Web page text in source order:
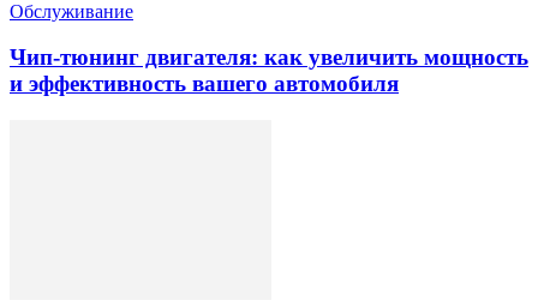
Обслуживание
Чип-тюнинг двигателя: как увеличить мощность
и эффективность вашего автомобиля